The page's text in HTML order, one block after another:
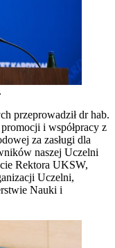
przeprowadził dr hab.
i współpracy z
za zasługi dla
naszej Uczelni
Rektora UKSW,
Uczelni,
Nauki i